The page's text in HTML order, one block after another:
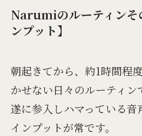
Narumiのルーティンそ
ンプット】
朝起きてから、約1時間程
かせない日々のルーティン
遂に参入しハマっている音
インプットが常です。